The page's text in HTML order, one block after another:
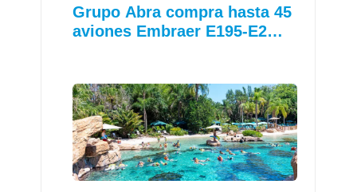
Grupo Abra compra hasta 45
aviones Embraer E195-E2…